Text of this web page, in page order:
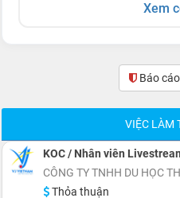
Xem
Báo cáo
VIỆC LÀM
KOC / Nhân viên
CÔNG TY TNHH DU HỌC
Thỏa thuận